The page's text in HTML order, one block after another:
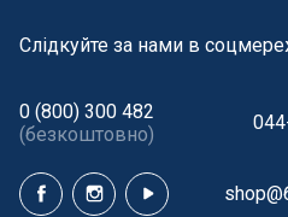
Cлідкуйте за нами в
0 (800) 300 482
(безкоштовно)